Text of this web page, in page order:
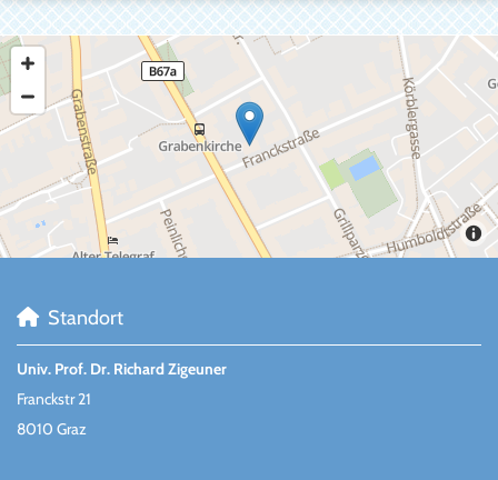
 Standort
Univ. Prof. Dr. Richard Zigeuner
Franckstr 21
8010 Graz